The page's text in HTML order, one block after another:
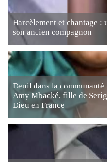
Harcèlement et chantage
son ancien compagnon
Deuil dans la
Amy Mbacké, fille de
Dieu en France